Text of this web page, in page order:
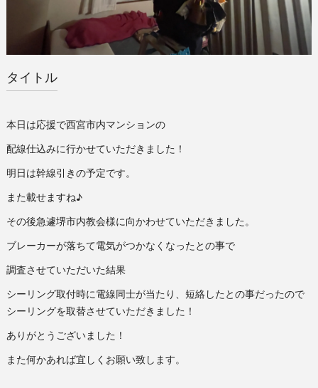
タイトル
本日は応援で西宮市内マンションの
配線仕込みに行かせていただきました！
明日は幹線引きの予定です。
また載せますね♪
その後急遽堺市内教会様に向かわせていただきました。
ブレーカーが落ちて電気がつかなくなったとの事で
調査させていただいた結果
シーリング取付時に電線同士が当たり、短絡したとの事だったので
シーリングを取替させていただきました！
ありがとうございました！
また何かあれば宜しくお願い致します。